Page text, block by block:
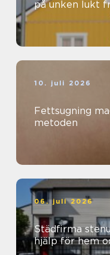
på unken lukt
10. juli 2026
Fettsugning
metoden
06. juli 2026
Städfirma stenungsund
hjälp för hem